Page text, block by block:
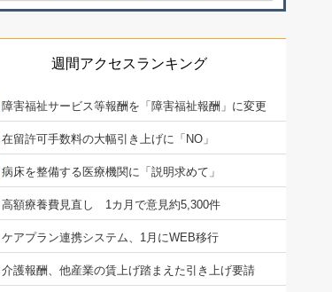
週間アクセスランキング
障害福祉サービス等報酬を「障害福祉報酬」に変更
在留許可手数料の大幅引き上げに「NO」
病床を整備する医療機関に「説明求めて」
高額療養費見直し 1カ月で意見約5,300件
ケアプラン連携システム、1月にWEB移行
介護報酬、他産業の賃上げ踏まえた引き上げ要請